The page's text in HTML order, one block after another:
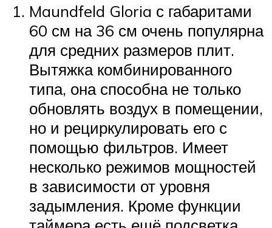
Maundfeld Gloria с габаритами
60 см на 36 см очень популярна
для средних размеров плит.
Вытяжка комбинированного
типа, она способна не только
обновлять воздух в помещении,
но и рециркулировать его с
помощью фильтров. Имеет
несколько режимов мощностей
в зависимости от уровня
задымления. Кроме функции